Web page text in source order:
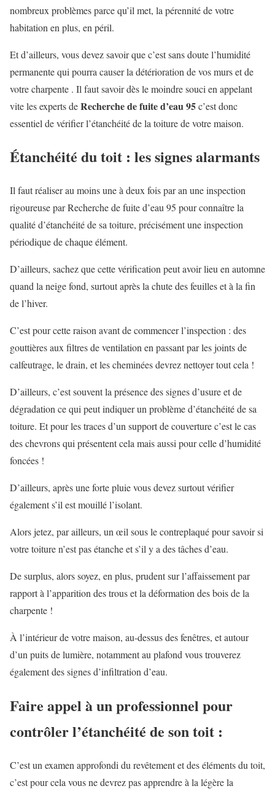
nombreux problèmes parce qu’il met, la pérennité de votre
habitation en plus, en péril.
Et d’ailleurs, vous devez savoir que c’est sans doute l’humidité
permanente qui pourra causer la détérioration de vos murs et de
votre charpente . Il faut savoir dès le moindre souci en appelant
vite les experts deRecherche de fuite d’eau 95c’est donc
essentiel de vérifier l’étanchéité de la toiture de votre maison.
Étanchéité du toit : les signes alarmants
Il faut réaliser au moins une à deux fois par an une inspection
rigoureuse par Recherche de fuite d’eau 95 pour connaître la
qualité d’étanchéité de sa toiture, précisément une inspection
périodique de chaque élément.
D’ailleurs, sachez que cette vérification peut avoir lieu en automne
quand la neige fond, surtout après la chute des feuilles et à la fin
de l’hiver.
C’est pour cette raison avant de commencer l’inspection : des
gouttières aux filtres de ventilation en passant par les joints de
calfeutrage, le drain, et les cheminées devrez nettoyer tout cela !
D’ailleurs, c’est souvent la présence des signes d’usure et de
dégradation ce qui peut indiquer un problème d’étanchéité de sa
toiture. Et pour les traces d’un support de couverture c’est le cas
des chevrons qui présentent cela mais aussi pour celle d’humidité
foncées !
D’ailleurs, après une forte pluie vous devez surtout vérifier
également s’il est mouillé l’isolant.
Alors jetez, par ailleurs, un œil sous le contreplaqué pour savoir si
votre toiture n’est pas étanche et s’il y a des tâches d’eau.
De surplus, alors soyez, en plus, prudent sur l’affaissement par
rapport à l’apparition des trous et la déformation des bois de la
charpente !
À l’intérieur de votre maison, au-dessus des fenêtres, et autour
d’un puits de lumière, notamment au plafond vous trouverez
également des signes d’infiltration d’eau.
Faire appel à un professionnel pour
contrôler l’étanchéité de son toit :
C’est un examen approfondi du revêtement et des éléments du toit,
c’est pour cela vous ne devrez pas apprendre à la légère la